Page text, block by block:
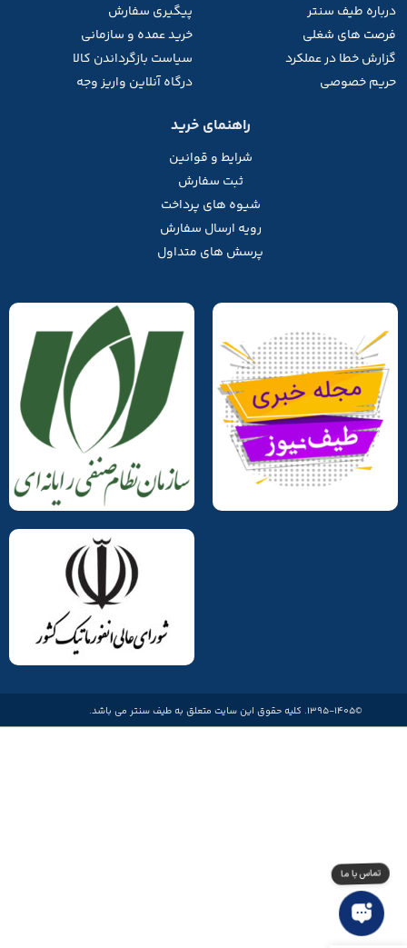
درباره طیف سنتر
فرصت های شغلی
گزارش خطا در عملکرد
حریم خصوصی
پیگیری سفارش
خرید عمده و سازمانی
سیاست بازگرداندن کالا
درگاه آنلاین واریز وجه
راهنمای خرید
شرایط و قوانین
ثبت سفارش
شیوه های پرداخت
رویه ارسال سفارش
پرسش های متداول
©1395-1405. کلیه حقوق این سایت متعلق به طیف سنتر می باشد.